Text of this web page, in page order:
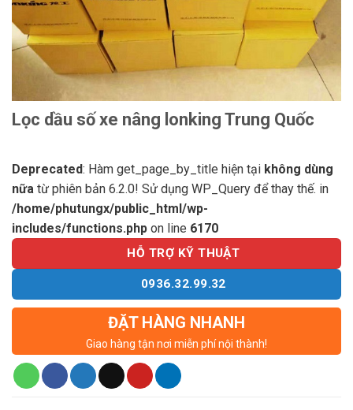
Lọc dầu số xe nâng lonking Trung Quốc
Deprecated: Hàm get_page_by_title hiện tại không dùng
nữa từ phiên bản 6.2.0! Sử dụng WP_Query để thay thế. in
/home/phutungx/public_html/wp-
includes/functions.php on line 6170
HỖ TRỢ KỸ THUẬT
0936.32.99.32
ĐẶT HÀNG NHANH
Giao hàng tận nơi miễn phí nội thành!